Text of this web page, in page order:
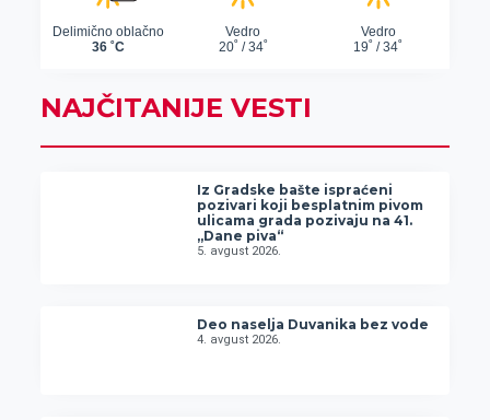
NAJČITANIJE VESTI
Iz Gradske bašte ispraćeni
pozivari koji besplatnim pivom
ulicama grada pozivaju na 41.
„Dane piva“
5. avgust 2026.
Deo naselja Duvanika bez vode
4. avgust 2026.